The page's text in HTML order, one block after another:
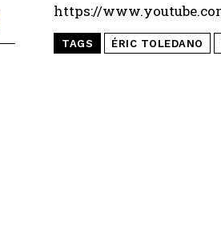
https://
TAGS ÉRIC TOLEDANO